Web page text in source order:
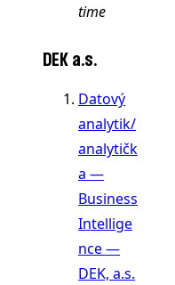
time
DEK a.s.
Datový
analytik/
analytičk
a —
Business
Intellige
nce —
DEK, a.s.